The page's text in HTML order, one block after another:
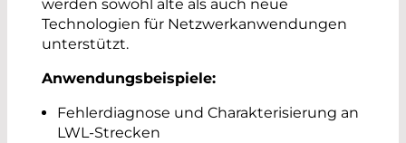
werden sowohl alte als auch neue
Technologien für Netzwerkanwendungen
unterstützt.
Anwendungsbeispiele:
Fehlerdiagnose und Charakterisierung an
LWL-Strecken